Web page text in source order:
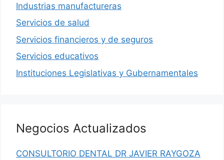
Industrias manufactureras
Servicios de salud
Servicios financieros y de seguros
Servicios educativos
Instituciones Legislativas y Gubernamentales
Negocios Actualizados
CONSULTORIO DENTAL DR JAVIER RAYGOZA